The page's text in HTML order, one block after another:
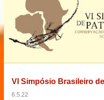
VI Simpósio Brasileiro
6.5.22